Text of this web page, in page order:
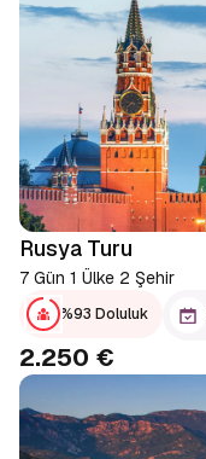
Rusya Turu
7 Gün 1 Ülke 2 Şehir
%93 Doluluk
2.250 €